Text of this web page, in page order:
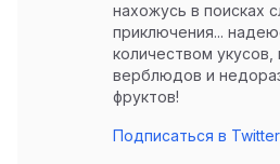
нахожусь в поисках
приключения...
количеством укусов,
верблюдов и
фруктов!
Подписаться в Twitter